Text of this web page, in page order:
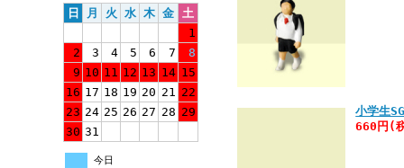
日
月 火 水 木 金 土
1
2
3 4 5 6 7
8
9 10 11 12 13 14 15
16 17 18 19 20 21 22
23 24 25 26 27 28 29
30 31
今日
小学生
660円(